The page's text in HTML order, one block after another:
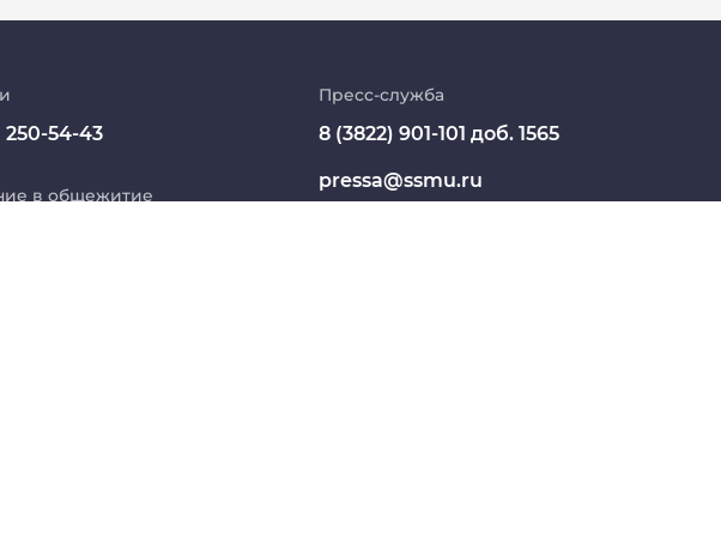
Цифровые сервисы
Единая платежная система
Образовательный портал
250-54-43
в общежитие
Пресс-служба
8 (3822) 901-101 доб. 1565
pressa@ssmu.ru